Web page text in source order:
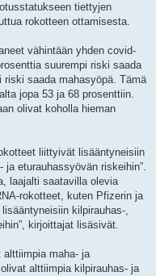
tiettyjen
rokotteen ottamisesta.
vähintään yhden covid-
suurempi riski saada
riski saada mahasyöpä. Tämä
jopa 53 ja 68 prosenttiin.
olivat koholla hieman
liittyivät lisääntyneisiin
ja eturauhassyövän riskeihin”.
laajalti saatavilla olevia
rokotteet, kuten Pfizerin ja
kilpirauhas-,
kirjoittajat lisäsivät.
alttiimpia maha- ja
alttiimpia kilpirauhas- ja